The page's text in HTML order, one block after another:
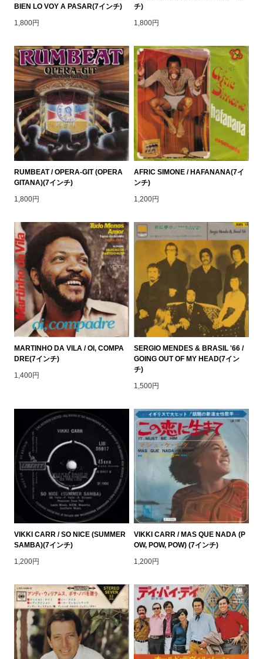
BIEN LO VOY A PASAR(7インチ)
1,800円
チ)
1,800円
RUMBEAT / OPERA-GIT (OPERA
GITANA)(7インチ)
1,800円
AFRIC SIMONE / HAFANANA(7イ
ンチ)
1,200円
MARTINHO DA VILA / OI, COMPA
DRE(7インチ)
1,400円
SERGIO MENDES & BRASIL '66 /
GOING OUT OF MY HEAD(7イン
チ)
1,500円
VIKKI CARR / SO NICE (SUMMER
SAMBA)(7インチ)
1,200円
VIKKI CARR / MAS QUE NADA (P
OW, POW, POW) (7インチ)
1,200円